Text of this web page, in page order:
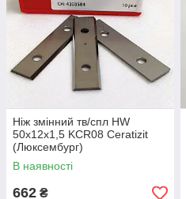
Ніж змінний тв/спл HW
50х12х1,5 KCR08 Ceratizit
(Люксембург)
В наявності
662 ₴